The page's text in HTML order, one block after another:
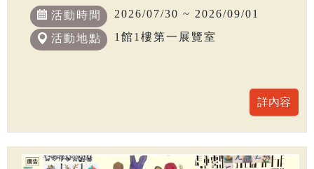
活動時間 2026/07/30 ~ 2026/09/01
活動地點 1館1樓第一展覽室